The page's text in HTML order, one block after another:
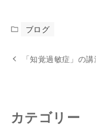
ブログ
「知覚過敏症」の講
カテゴリー